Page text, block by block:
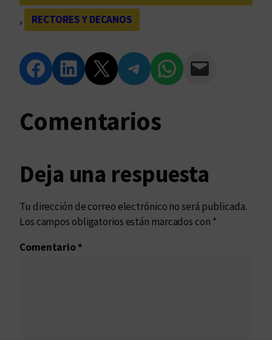
,
RECTORES Y DECANOS
Compartir en Facebook Compartir en LinkedIn Compartir en Twitter Compartir en Telegram Compartir en WhatsApp Compartir vía Email
Comentarios
Deja una respuesta
Tu dirección de correo electrónico no será publicada.
Los campos obligatorios están marcados con *
Comentario*